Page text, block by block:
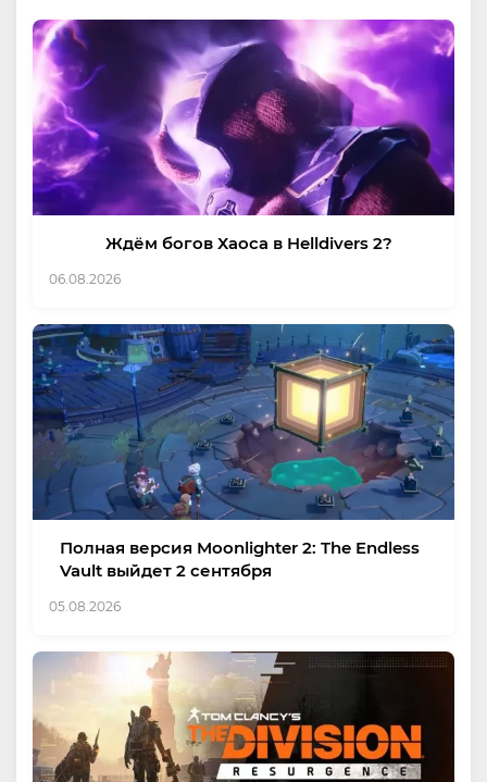
Ждём богов Хаоса в Helldivers 2?
06.08.2026
Полная версия Moonlighter 2: The Endless
Vault выйдет 2 сентября
05.08.2026